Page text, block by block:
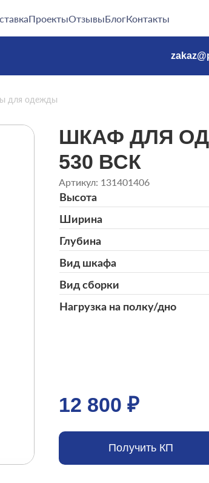
ПроектыОтзывыБлогКонтакты
для одежды
ШКАФ ДЛЯ
530 ВСК
Артикул: 131401406
Высота
Ширина
Глубина
Вид шкафа
Вид сборки
Нагрузка на полку/дно
Получить КП
12 800 ₽